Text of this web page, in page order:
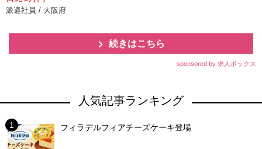
派遣社員 / 大阪府
続きはこちら
sponsored by 求人ボックス
人気記事ランキング
フィラデルフィアチーズケーキ登場